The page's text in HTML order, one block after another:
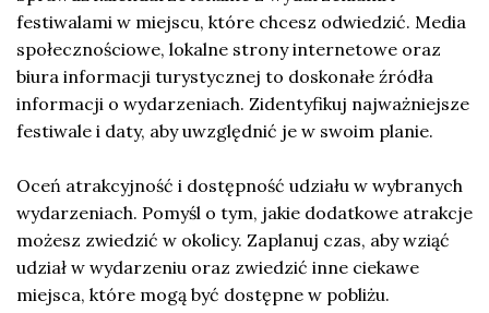
festiwalami w miejscu, które chcesz odwiedzić. Media
społecznościowe, lokalne strony internetowe oraz
biura informacji turystycznej to doskonałe źródła
informacji o wydarzeniach. Zidentyfikuj najważniejsze
festiwale i daty, aby uwzględnić je w swoim planie.
Oceń atrakcyjność i dostępność udziału w wybranych
wydarzeniach. Pomyśl o tym, jakie dodatkowe atrakcje
możesz zwiedzić w okolicy. Zaplanuj czas, aby wziąć
udział w wydarzeniu oraz zwiedzić inne ciekawe
miejsca, które mogą być dostępne w pobliżu.